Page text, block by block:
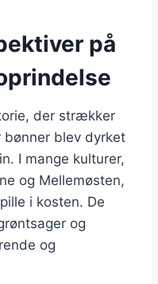
på
der strækker
blev dyrket
I mange kulturer,
og Mellemøsten,
i kosten. De
og
og